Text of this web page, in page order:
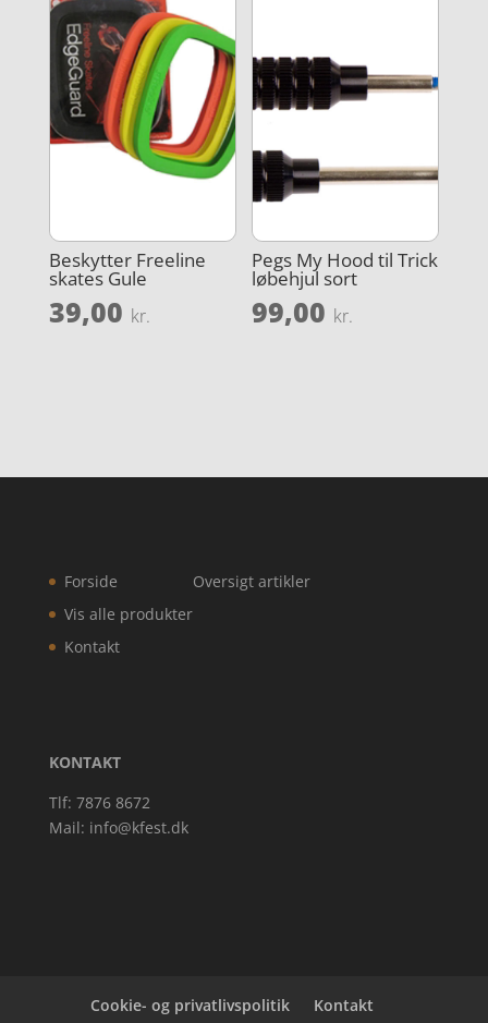
Beskytter Freeline
skates Gule
39,00 kr.
Pegs My Hood til Trick
løbehjul sort
99,00 kr.
Forside
Vis alle produkter
Kontakt
Oversigt artikler
KONTAKT
Tlf: 7876 8672
Mail: info@kfest.dk
Cookie- og privatlivspolitik Kontakt